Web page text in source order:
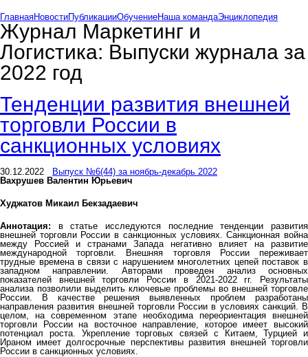
ГлавнаяНовостиПубликацииОбучениеНаша командаЭнциклопедия
Журнал Маркетинг и
Логистика: Выпуски журнала за
2022 год
Тенденции развития внешней
торговли России в
санкционных условиях
30.12.2022
Выпуск №6(44) за ноябрь-декабрь 2022
Вахрушев Валентин Юрьевич
Худжатов Микаил Бекзадаевич
Аннотация: в статье исследуются последние тенденции развития
внешней торговли России в санкционных условиях. Санкционная война
между Россией и странами Запада негативно влияет на развитие
международной торговли. Внешняя торговля России переживает
трудные времена в связи с нарушением многолетних цепей поставок в
западном направлении. Авторами проведен анализ основных
показателей внешней торговли России в 2021-2022 гг. Результаты
анализа позволили выделить ключевые проблемы во внешней торговле
России. В качестве решения выявленных проблем разработаны
направления развития внешней торговли России в условиях санкций. В
целом, на современном этапе необходима переориентация внешней
торговли России на восточное направление, которое имеет высокий
потенциал роста. Укрепление торговых связей с Китаем, Турцией и
Ираном имеет долгосрочные перспективы развития внешней торговли
России в санкционных условиях.